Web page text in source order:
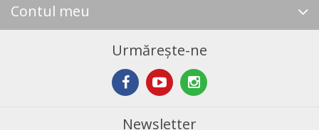
Contul meu
Urmărește-ne
Newsletter